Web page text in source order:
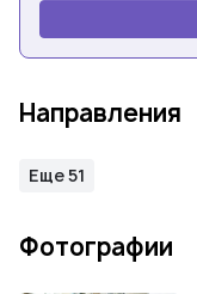
Направления
Еще 51
Фотографии